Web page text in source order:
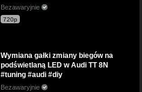
Bezawaryjnie
720p
Wymiana gałki zmiany biegów na
podświetlaną LED w Audi TT 8N
#tuning #audi #diy
Bezawaryjnie